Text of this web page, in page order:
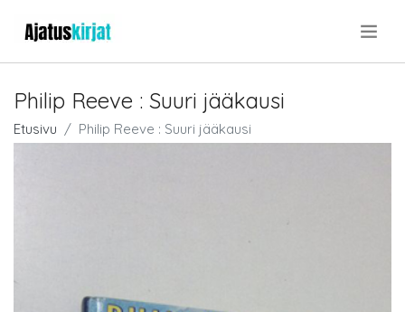
Philip Reeve : Suuri jääkausi
Etusivu Philip Reeve : Suuri jääkausi